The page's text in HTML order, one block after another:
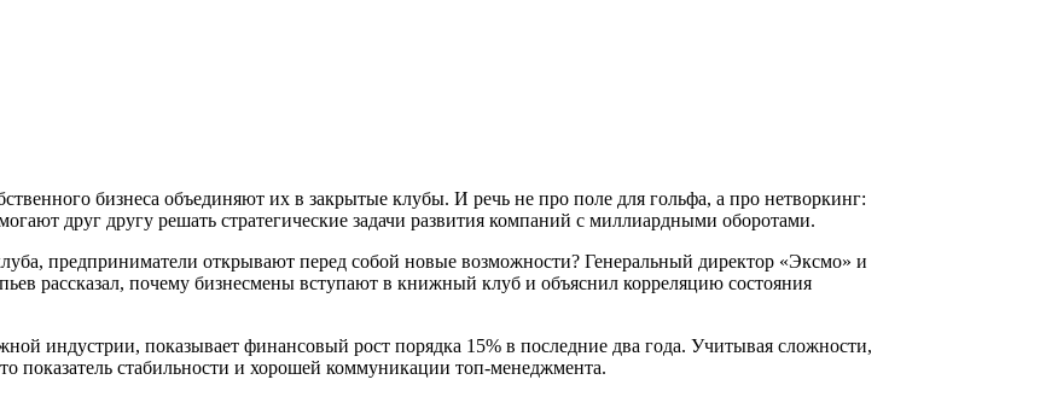
бизнеса объединяют их в закрытые клубы. И речь не про поле для гольфа, а про нетворкинг:
друг другу решать стратегические задачи развития компаний с миллиардными оборотами.
предприниматели открывают перед собой новые возможности? Генеральный директор «Эксмо» и
рассказал, почему бизнесмены вступают в книжный клуб и объяснил корреляцию состояния
индустрии, показывает финансовый рост порядка 15% в последние два года. Учитывая сложности,
показатель стабильности и хорошей коммуникации топ-менеджмента.